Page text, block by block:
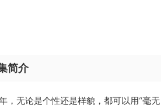
简介
，无论是个性还是样貌，都可以用“毫无